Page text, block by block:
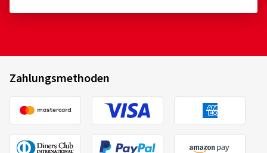
Zahlungsmethoden